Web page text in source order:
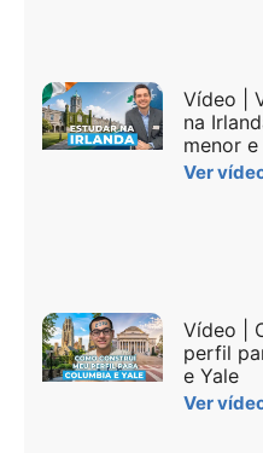
Vídeo |
na
menor
Ver
Vídeo |
perfil
e Yale
Ver